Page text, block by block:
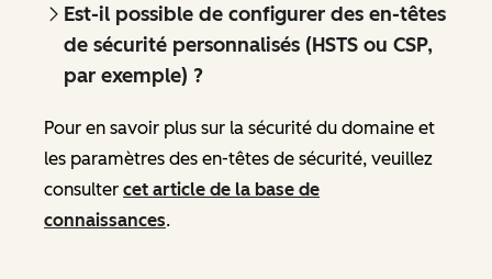
Est-il possible de configurer des en-têtes
de sécurité personnalisés (HSTS ou CSP,
par exemple) ?
Pour en savoir plus sur la sécurité du domaine et
les paramètres des en-têtes de sécurité, veuillez
consulter cet article de la base de
connaissances.